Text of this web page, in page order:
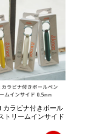
カラビナ付きボール
トリームインサイド